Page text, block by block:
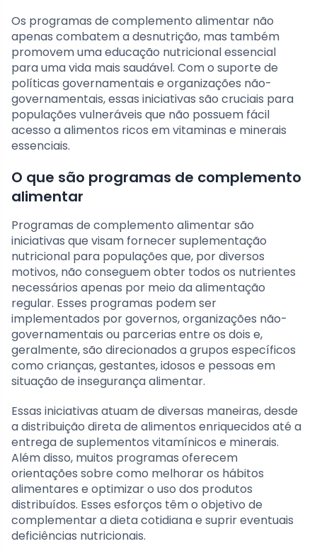
Os programas de complemento alimentar não
apenas combatem a desnutrição, mas também
promovem uma educação nutricional essencial
para uma vida mais saudável. Com o suporte de
políticas governamentais e organizações não-
governamentais, essas iniciativas são cruciais para
populações vulneráveis que não possuem fácil
acesso a alimentos ricos em vitaminas e minerais
essenciais.
O que são programas de complemento
alimentar
Programas de complemento alimentar são
iniciativas que visam fornecer suplementação
nutricional para populações que, por diversos
motivos, não conseguem obter todos os nutrientes
necessários apenas por meio da alimentação
regular. Esses programas podem ser
implementados por governos, organizações não-
governamentais ou parcerias entre os dois e,
geralmente, são direcionados a grupos específicos
como crianças, gestantes, idosos e pessoas em
situação de insegurança alimentar.
Essas iniciativas atuam de diversas maneiras, desde
a distribuição direta de alimentos enriquecidos até a
entrega de suplementos vitamínicos e minerais.
Além disso, muitos programas oferecem
orientações sobre como melhorar os hábitos
alimentares e optimizar o uso dos produtos
distribuídos. Esses esforços têm o objetivo de
complementar a dieta cotidiana e suprir eventuais
deficiências nutricionais.